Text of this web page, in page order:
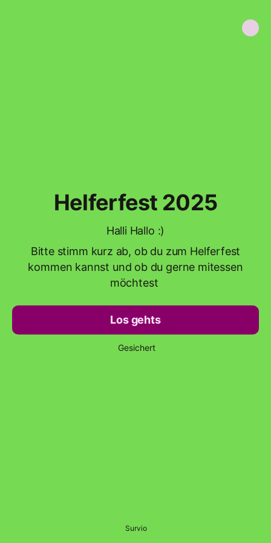
Helferfest 2025
Halli Hallo :)
Bitte stimm kurz ab, ob du zum Helferfest
kommen kannst und ob du gerne mitessen
möchtest
Los gehts
Gesichert
Survio